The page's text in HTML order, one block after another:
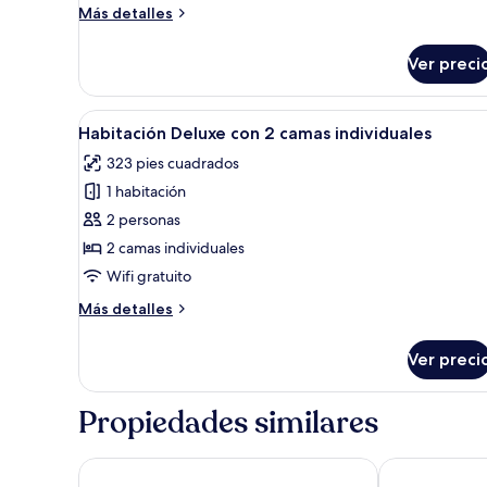
Más detalles
Más
doble
estándar
Ver
Abrir
todas
las
fotos
de
Habitación
Deluxe
2
Una habitación de hotel
4
Habitación Deluxe con 2 camas individuales
323 pies cuadrados
1 habitación
2 personas
2 camas individuales
Wifi gratuito
Más detalles
Más
Deluxe
2
individuales
Ver
Propiedades similares
Urban Serviced Apartments Hotel De KOKA